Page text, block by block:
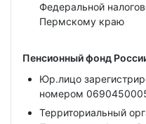
Федеральной
Пермскому краю
Пенсионный фонд
Юр.лицо
номером
Территориальный